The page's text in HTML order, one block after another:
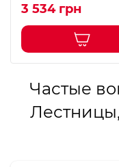
3 534 грн
Частые